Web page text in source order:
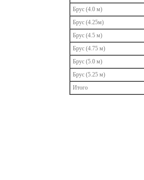
Брус (4.0 м)
Брус (4.25м)
Брус (4.5 м)
Брус (4.75 м)
Брус (5.0 м)
Брус (5.25 м)
Итого